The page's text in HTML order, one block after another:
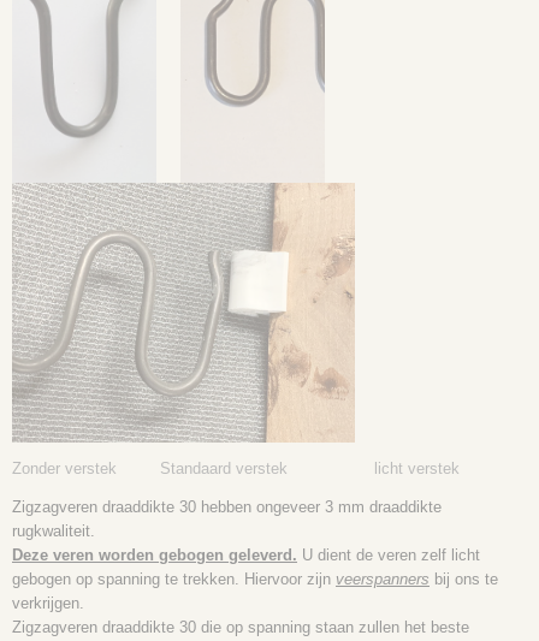
Zonder verstek Standaard verstek licht verstek
Zigzagveren draaddikte 30 hebben ongeveer 3 mm draaddikte
rugkwaliteit.
Deze veren worden gebogen geleverd. U dient de veren zelf licht
gebogen op spanning te trekken. Hiervoor zijn veerspanners bij ons te
verkrijgen.
Zigzagveren draaddikte 30 die op spanning staan zullen het beste